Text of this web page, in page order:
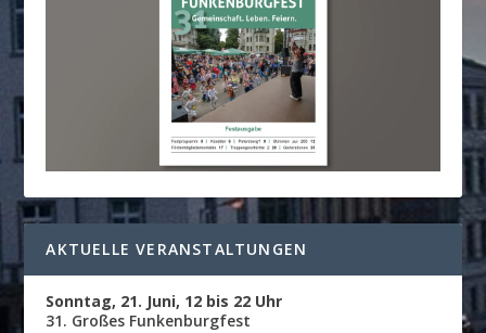
AKTUELLE VERANSTALTUNGEN
Sonntag, 21. Juni, 12 bis 22 Uhr
31. Großes Funkenburgfest